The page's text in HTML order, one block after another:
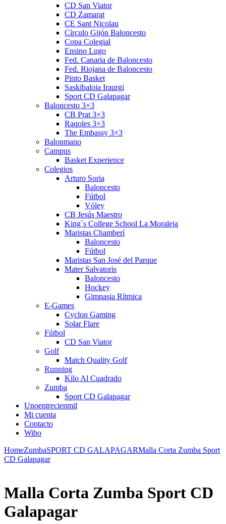
CD San Viator
CD Zamarat
CE Sant Nicolau
Círculo Gijón Baloncesto
Copa Colegial
Ensino Lugo
Fed. Canaria de Baloncesto
Fed. Riojana de Baloncesto
Pinto Basket
Saskibaloia Iraurgi
Sport CD Galapagar
Baloncesto 3×3
CB Prat 3×3
Raqoles 3×3
The Embassy 3×3
Balonmano
Campus
Basket Experience
Colegios
Arturo Soria
Baloncesto
Fútbol
Vóley
CB Jesús Maestro
King´s College School La Moraleja
Maristas Chamberí
Baloncesto
Fútbol
Maristas San José del Parque
Mater Salvatoris
Baloncesto
Hockey
Gimnasia Rítmica
E-Games
Cyclon Gaming
Solar Flare
Fútbol
CD San Viator
Golf
Match Quality Golf
Running
Kilo Al Cuadrado
Zumba
Sport CD Galapagar
Unoentrecienmil
Mi cuenta
Contacto
Wibo
HomeZumbaSPORT CD GALAPAGARMalla Corta Zumba Sport
CD Galapagar
Malla Corta Zumba Sport CD
Galapagar